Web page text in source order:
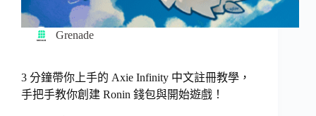
Grenade
3 分鐘帶你上手的 Axie Infinity 中文註冊教學，
手把手教你創建 Ronin 錢包與開始遊戲！